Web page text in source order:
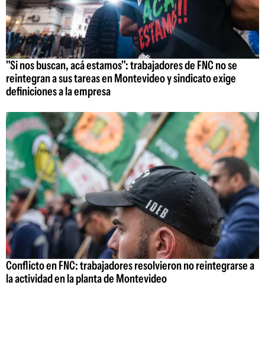
"Si nos buscan, acá estamos": trabajadores de FNC no se
reintegran a sus tareas en Montevideo y sindicato exige
definiciones a la empresa
Conflicto en FNC: trabajadores resolvieron no reintegrarse a
la actividad en la planta de Montevideo